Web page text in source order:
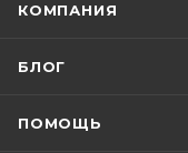
КОМПАНИЯ
БЛОГ
ПОМОЩЬ